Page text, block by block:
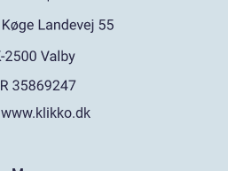
www.klikko.dk